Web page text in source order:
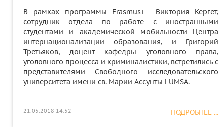
В рамках программы Erasmus+ Виктория Кергет,
сотрудник отдела по работе с иностранными
студентами и академической мобильности Центра
интернационализации образования, и Григорий
Третьяков, доцент кафедры уголовного права,
уголовного процесса и криминалистики, встретились с
представителями Свободного исследовательского
университета имени св. Марии Ассунты LUMSA.
ПОДРОБНЕЕ ...
21.05.2018 14:52